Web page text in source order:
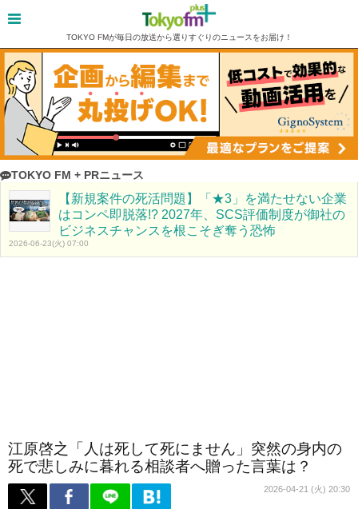
TOKYO FMが毎日の放送から選りすぐりのニュースをお届け！
TOKYO FM + PRニュース
【新規案件の死活問題】「★3」を満たせない企業
はコンペ即脱落!? 2027年、SCS評価制度が御社の
ビジネスチャンスを根こそぎ奪う恐怖
2026-06-23(火) 07:00
江原啓之「人は死して死にません」突然の身内の
死で悲しみに暮れる相談者へ贈った言葉は？
2026-04-21 (火) 20:30